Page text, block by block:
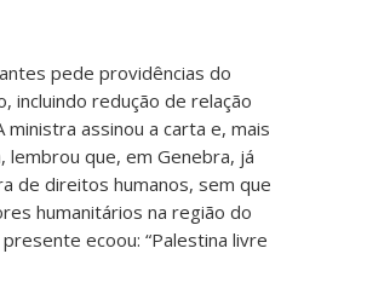
pede providências do
incluindo redução de relação
ministra assinou a carta e, mais
lembrou que, em Genebra, já
de direitos humanos, sem que
humanitários na região do
ecoou: “Palestina livre